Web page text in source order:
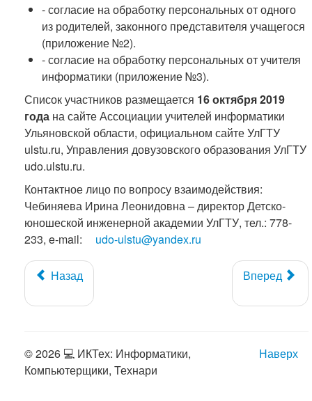
- согласие на обработку персональных от одного
из родителей, законного представителя учащегося
(приложение №2).
- согласие на обработку персональных от учителя
информатики (приложение №3).
Список участников размещается 16 октября 2019
года на сайте Ассоциации учителей информатики
Ульяновской области, официальном сайте УлГТУ
ulstu.ru, Управления довузовского образования УлГТУ
udo.ulstu.ru.
Контактное лицо по вопросу взаимодействия:
Чебиняева Ирина Леонидовна – директор Детско-
юношеской инженерной академии УлГТУ, тел.: 778-
233, e-mail:
udo-ulstu@yandex.ru
Назад Вперед
Наверх
© 2026 💻 ИКТех: Информатики,
Компьютерщики, Технари